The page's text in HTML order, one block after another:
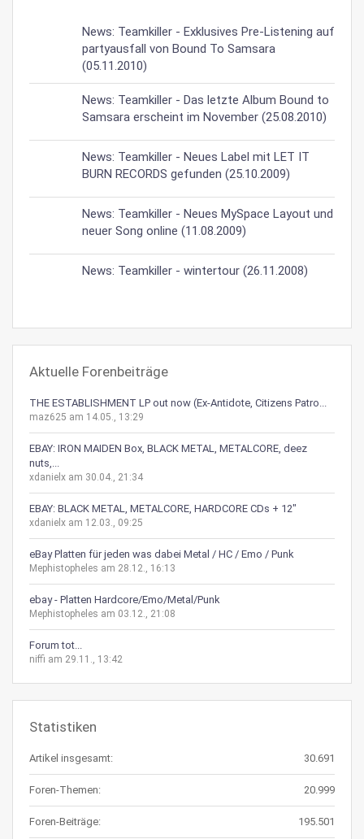
News: Teamkiller - Exklusives Pre-Listening auf
partyausfall von Bound To Samsara
(05.11.2010)
News: Teamkiller - Das letzte Album Bound to
Samsara erscheint im November (25.08.2010)
News: Teamkiller - Neues Label mit LET IT
BURN RECORDS gefunden (25.10.2009)
News: Teamkiller - Neues MySpace Layout und
neuer Song online (11.08.2009)
News: Teamkiller - wintertour (26.11.2008)
Aktuelle Forenbeiträge
THE ESTABLISHMENT LP out now (Ex-Antidote, Citizens Patro...
maz625 am 14.05., 13:29
EBAY: IRON MAIDEN Box, BLACK METAL, METALCORE, deez
nuts,...
xdanielx am 30.04., 21:34
EBAY: BLACK METAL, METALCORE, HARDCORE CDs + 12"
xdanielx am 12.03., 09:25
eBay Platten für jeden was dabei Metal / HC / Emo / Punk
Mephistopheles am 28.12., 16:13
ebay - Platten Hardcore/Emo/Metal/Punk
Mephistopheles am 03.12., 21:08
Forum tot...
niffi am 29.11., 13:42
Statistiken
Artikel insgesamt: 30.691
Foren-Themen: 20.999
Foren-Beiträge: 195.501